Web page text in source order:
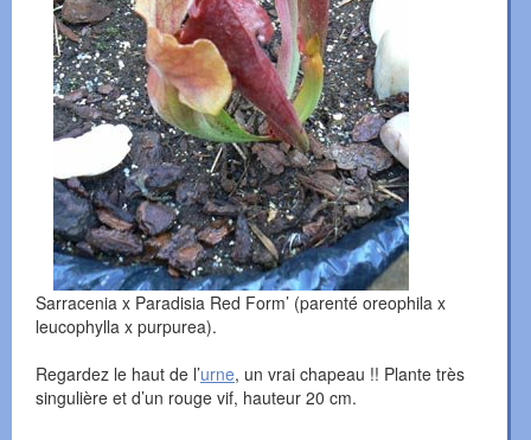
Sarracenia x Paradisia Red Form’ (parenté oreophila x
leucophylla x purpurea).
Regardez le haut de l’urne, un vrai chapeau !! Plante très
singulière et d’un rouge vif, hauteur 20 cm.